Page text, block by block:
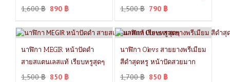
1,600฿ 890 ฿ 1,500฿ 790 ฿
นาฬิกา MEGIR หน้าปัดดำ
สายสแตนเลสแท้ เรียบหรูสุดๆ
1,500฿ 850 ฿
นาฬิกา Olevs สายยางพรีเมียม
สีดำสุดหรู หน้าปัดสวยมาก
1,700฿ 850 ฿